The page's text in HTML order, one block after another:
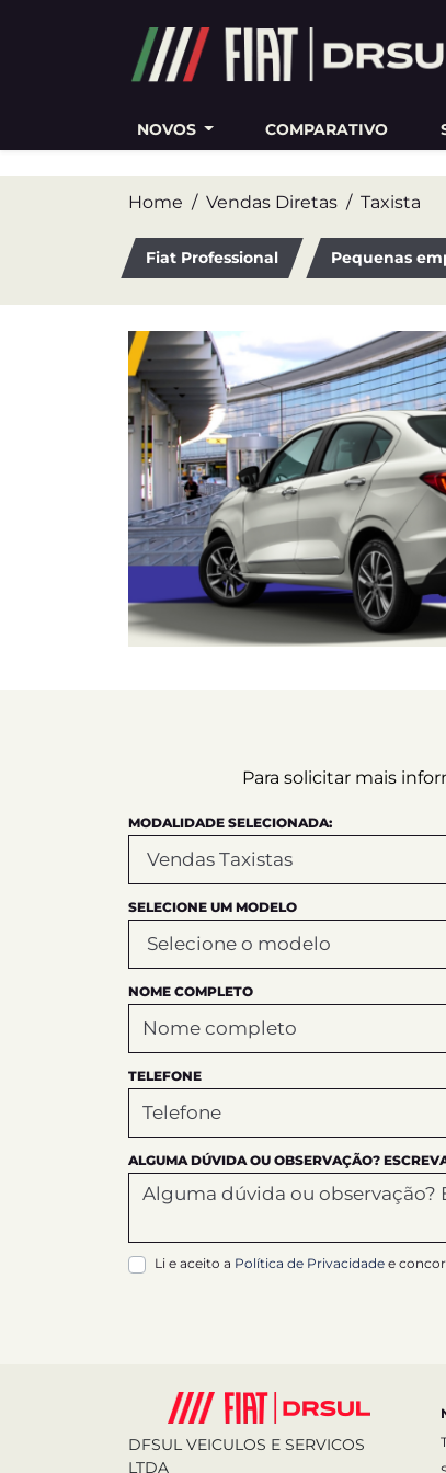
NOVOS COMPARATIVO
Home Vendas Diretas Taxista
Fiat Professional Pequenas
Para solicitar mais
MODALIDADE SELECIONADA:
SELECIONE UM MODELO
NOME COMPLETO
TELEFONE
ALGUMA DÚVIDA OU OBSERVAÇÃO?
Li e aceito a Política de Privacidade e
DFSUL VEICULOS E SERVICOS
LTDA